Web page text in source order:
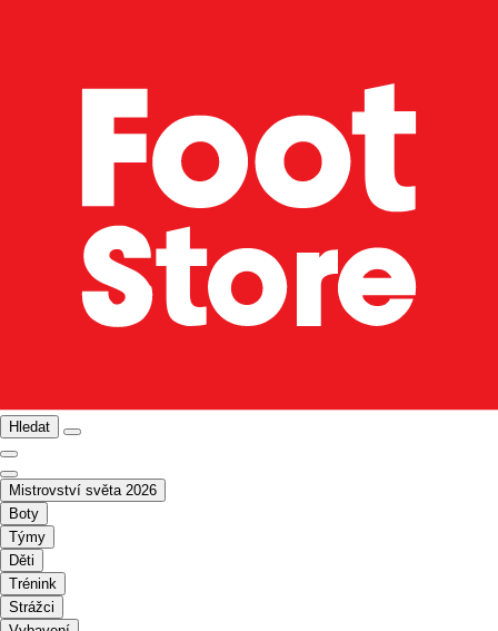
Hledat
Mistrovství světa 2026
Boty
Týmy
Děti
Trénink
Strážci